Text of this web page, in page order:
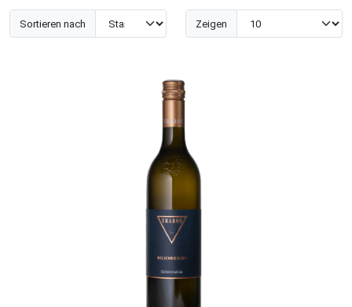
Sortieren nach Zeigen